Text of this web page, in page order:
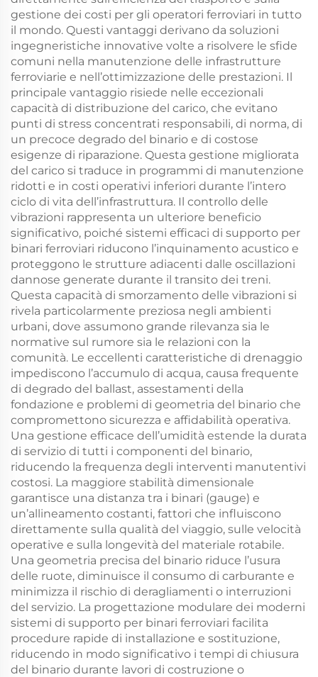
gestione dei costi per gli operatori ferroviari in tutto
il mondo. Questi vantaggi derivano da soluzioni
ingegneristiche innovative volte a risolvere le sfide
comuni nella manutenzione delle infrastrutture
ferroviarie e nell’ottimizzazione delle prestazioni. Il
principale vantaggio risiede nelle eccezionali
capacità di distribuzione del carico, che evitano
punti di stress concentrati responsabili, di norma, di
un precoce degrado del binario e di costose
esigenze di riparazione. Questa gestione migliorata
del carico si traduce in programmi di manutenzione
ridotti e in costi operativi inferiori durante l’intero
ciclo di vita dell’infrastruttura. Il controllo delle
vibrazioni rappresenta un ulteriore beneficio
significativo, poiché sistemi efficaci di supporto per
binari ferroviari riducono l’inquinamento acustico e
proteggono le strutture adiacenti dalle oscillazioni
dannose generate durante il transito dei treni.
Questa capacità di smorzamento delle vibrazioni si
rivela particolarmente preziosa negli ambienti
urbani, dove assumono grande rilevanza sia le
normative sul rumore sia le relazioni con la
comunità. Le eccellenti caratteristiche di drenaggio
impediscono l’accumulo di acqua, causa frequente
di degrado del ballast, assestamenti della
fondazione e problemi di geometria del binario che
compromettono sicurezza e affidabilità operativa.
Una gestione efficace dell’umidità estende la durata
di servizio di tutti i componenti del binario,
riducendo la frequenza degli interventi manutentivi
costosi. La maggiore stabilità dimensionale
garantisce una distanza tra i binari (gauge) e
un’allineamento costanti, fattori che influiscono
direttamente sulla qualità del viaggio, sulle velocità
operative e sulla longevità del materiale rotabile.
Una geometria precisa del binario riduce l’usura
delle ruote, diminuisce il consumo di carburante e
minimizza il rischio di deragliamenti o interruzioni
del servizio. La progettazione modulare dei moderni
sistemi di supporto per binari ferroviari facilita
procedure rapide di installazione e sostituzione,
riducendo in modo significativo i tempi di chiusura
del binario durante lavori di costruzione o